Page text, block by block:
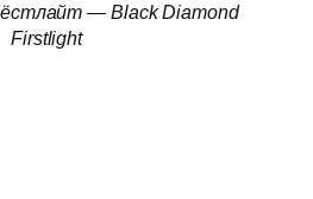
— Black Diamond
Firstlight